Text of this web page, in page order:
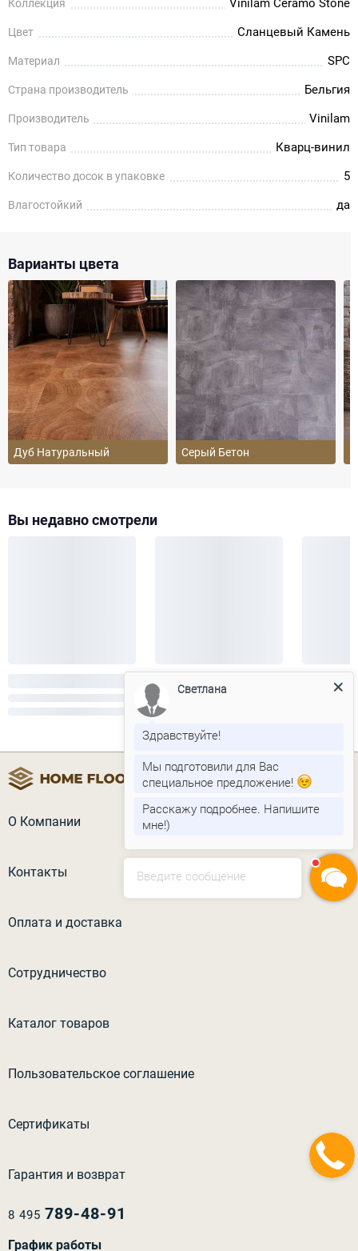
Коллекция Vinilam Ceramo Stone
Цвет Сланцевый Камень
Материал SPC
Страна производитель Бельгия
Производитель Vinilam
Тип товара Кварц-винил
Количество досок в упаковке 5
Влагостойкий да
Варианты цвета
Дуб Натуральный Серый Бетон
Вы недавно смотрели
О Компании
Контакты
Оплата и доставка
Сотрудничество
Каталог товаров
Пользовательское соглашение
Сертификаты
Гарантия и возврат
8 495 789-48-91
График работы
Введите сообщение
Светлана
Здравствуйте!
Мы подготовили для Вас
специальное предложение!
Расскажу подробнее. Напишите
мне!)